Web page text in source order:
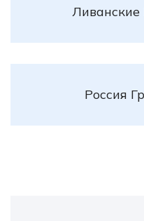
Ливанские
Россия